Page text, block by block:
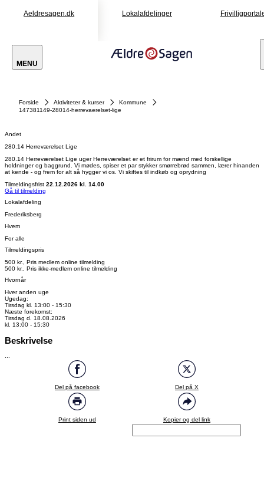
Aeldresagen.dk Lokalafdelinger
MENU
Forside Aktiviteter & kurser
Kommune
147381149-28014-herrevaerelset-lige
Andet
280.14 Herreværelset Lige
280.14 Herreværelset Lige uger Herreværelset er et frirum for mænd med forskellige
holdninger og baggrund. Vi mødes, spiser et par stykker smørrebrød sammen, lærer hinanden
at kende - og frem for alt så hygger vi os. Vi skiftes til indkøb og oprydning
Tilmeldingsfrist 22.12.2026 kl. 14.00
Gå til tilmelding
Lokalafdeling
Frederiksberg
Hvem
For alle
Tilmeldingspris
500 kr., Pris medlem online tilmelding
500 kr., Pris ikke-medlem online tilmelding
Hvornår
Hver anden uge
Ugedag:
Tirsdag kl. 13:00 - 15:30
Næste forekomst:
Tirsdag d. 18.08.2026
kl. 13:00 - 15:30
Beskrivelse
Del på facebook Del på X
Print siden ud Kopier og del link